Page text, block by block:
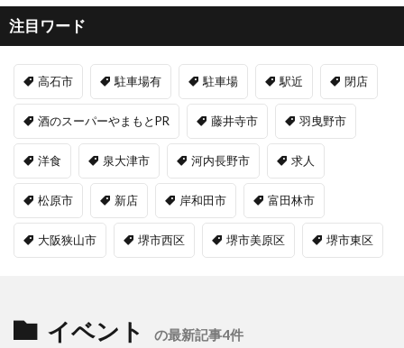
注目ワード
高石市 駐車場有 駐車場 駅近 閉店
酒のスーパーやまもとPR 藤井寺市 羽曳野市
洋食 泉大津市 河内長野市 求人
松原市 新店 岸和田市 富田林市
大阪狭山市 堺市西区 堺市美原区 堺市東区
イベント の最新記事4件